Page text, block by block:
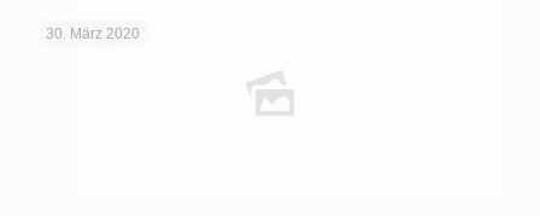
30. März 2020